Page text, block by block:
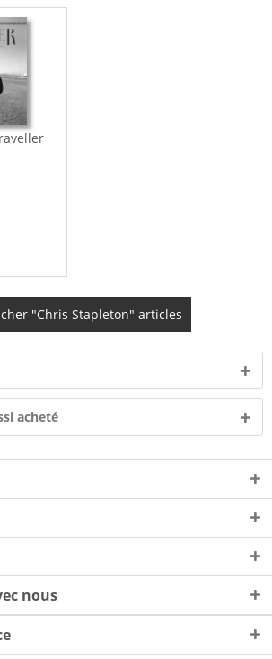
"Chris Stapleton" articles
acheté
nous